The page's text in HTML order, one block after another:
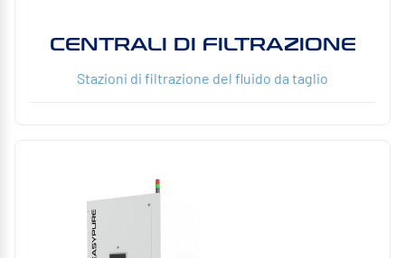
CENTRALI DI FILTRAZIONE
Stazioni di filtrazione del fluido da taglio